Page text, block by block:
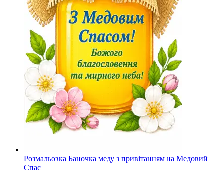
Розмальовка Баночка меду з привітанням на Медовий
Спас